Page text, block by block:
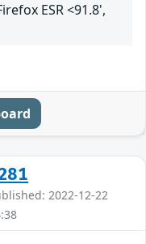
ESR <91.8',
2022-12-22